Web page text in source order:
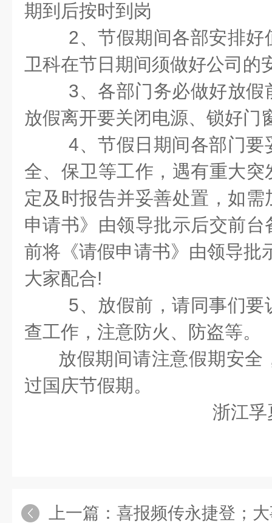
期到后按时到岗
2、节假期间各部安排好
卫科在节日期间须做好公司的
3、各部门务必做好放假
放假离开要关闭电源、锁好门
4、节假日期间各部门要
全、保卫等工作，遇有重大
定及时报告并妥善处置，如
申请书》由领导批示后交前
前将《请假申请书》由领导批
大家配合!
5、放假前，请同事们要
查工作，注意防火、防盗等。
放假期间请注意假期安全
过国庆节假期。
浙江孚
上一篇： 喜报频传永捷登；